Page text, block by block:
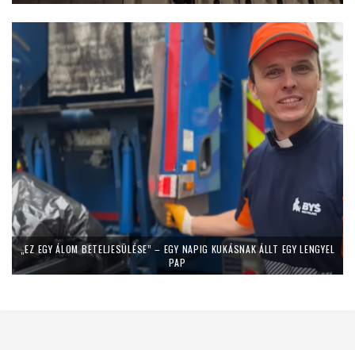
„EZ EGY ÁLOM BETELJESÜLÉSE” – EGY NAPIG KUKÁSNAK ÁLLT EGY LENGYEL
PAP